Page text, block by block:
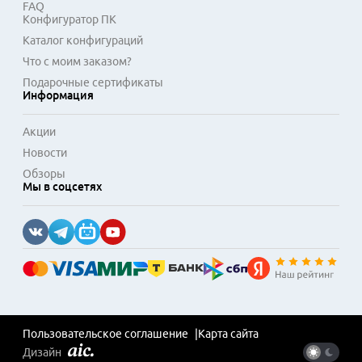
FAQ
Конфигуратор ПК
Каталог конфигураций
Что с моим заказом?
Подарочные сертификаты
Информация
Акции
Новости
Обзоры
Мы в соцсетях
Пользовательское соглашение
Карта сайта
Дизайн